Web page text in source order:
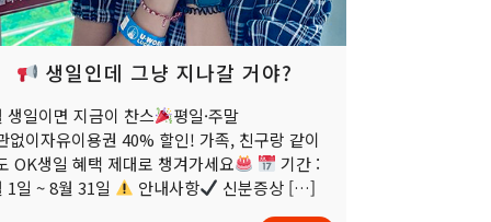
생일인데 그냥 지나갈 거야?
생일이면 지금이 찬스
평일·주말
없이자유이용권 40% 할인! 가족, 친구랑 같이
OK생일 혜택 제대로 챙겨가세요
기간 :
1일 ~ 8월 31일
안내사항 신분증상 […]